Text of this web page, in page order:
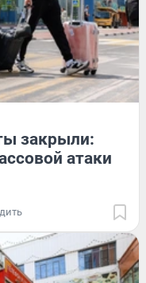
закрыли:
атаки